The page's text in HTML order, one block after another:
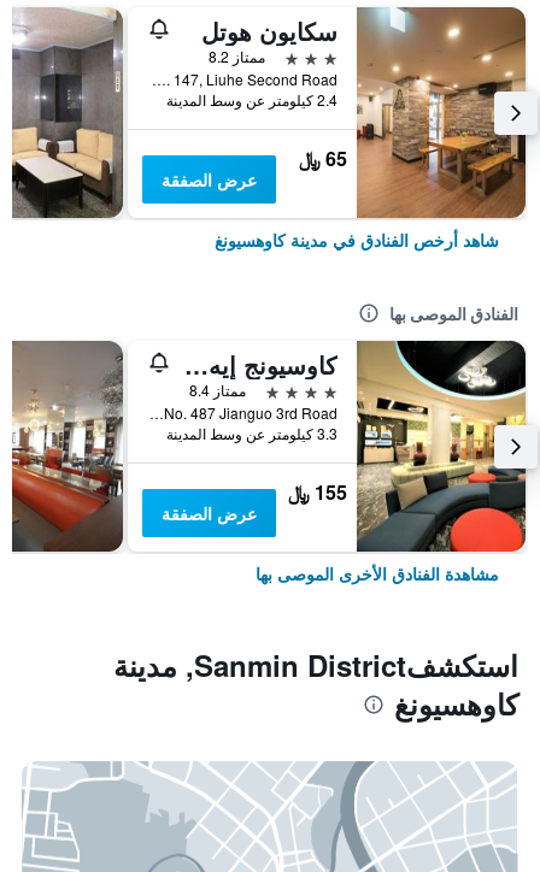
سكايون هوتل
3 نجوم
ممتاز 8.2
No. 147, Liuhe Second Road, مدينة كاوهسيونغ, تايوان
2.4 كيلومتر عن وسط المدينة
65 ﷼
عرض الصفقة
شاهد أرخص الفنادق في مدينة كاوهسيونغ
الفنادق الموصى بها
كاوسيونج إيه هوتل
4 نجوم
ممتاز 8.4
No. 487 Jianguo 3rd Road, مدينة كاوهسيونغ, تايوان
3.3 كيلومتر عن وسط المدينة
155 ﷼
عرض الصفقة
مشاهدة الفنادق الأخرى الموصى بها
استكشفSanmin District, مدينة
كاوهسيونغ